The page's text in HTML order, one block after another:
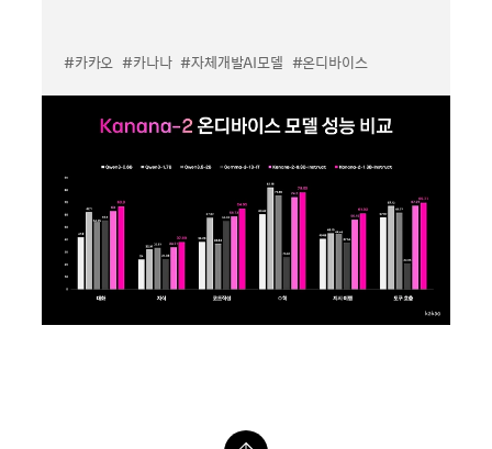
#카카오 #카나나 #자체개발AI모델 #온디바이스